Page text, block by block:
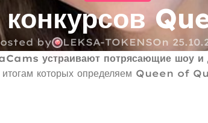
конкурсов
by LEKSA-TOKENSOn
устраивают потрясающие шоу и
которых определяем Queen of